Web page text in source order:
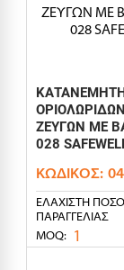
ΖΕΥΓΩΝ ΜΕ
028
ΚΩΔΙΚΌΣ:
ΕΛΆΧΙΣΤΗ
ΠΑΡΑΓΓΕΛΊΑΣ
MOQ: 1